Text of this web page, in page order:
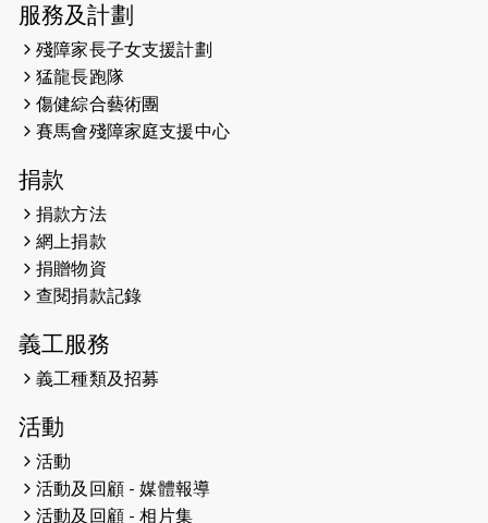
2025-02-05
馬拉松與猛龍國際共融大使Lukas
2024-12-31
2024-12-10
2024-11-17
服務及計劃
殘障家長子女支援計劃
猛龍長跑隊
傷健綜合藝術團
賽馬會殘障家庭支援中心
捐款
捐款方法
網上捐款
捐贈物資
查閱捐款記錄
義工服務
義工種類及招募
活動
活動
活動及回顧 - 媒體報導
活動及回顧 - 相片集